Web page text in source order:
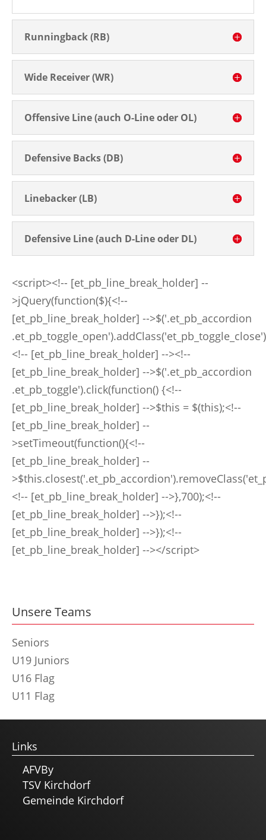
Runningback (RB)
Wide Receiver (WR)
Offensive Line (auch O-Line oder OL)
Defensive Backs (DB)
Linebacker (LB)
Defensive Line (auch D-Line oder DL)
<script><!-- [et_pb_line_break_holder] --
>jQuery(function($){<!--
[et_pb_line_break_holder] -->$('.et_pb_accordion
<!-- [et_pb_line_break_holder] --><!--
[et_pb_line_break_holder] -->$('.et_pb_accordion
.et_pb_toggle').click(function() {<!--
[et_pb_line_break_holder] -->$this = $(this);<!--
[et_pb_line_break_holder] --
>setTimeout(function(){<!--
[et_pb_line_break_holder] --
<!-- [et_pb_line_break_holder] -->},700);<!--
[et_pb_line_break_holder] -->});<!--
[et_pb_line_break_holder] -->});<!--
[et_pb_line_break_holder] --></script>
Unsere Teams
Seniors
U19 Juniors
U16 Flag
U11 Flag
Links
AFVBy
TSV Kirchdorf
Gemeinde Kirchdorf